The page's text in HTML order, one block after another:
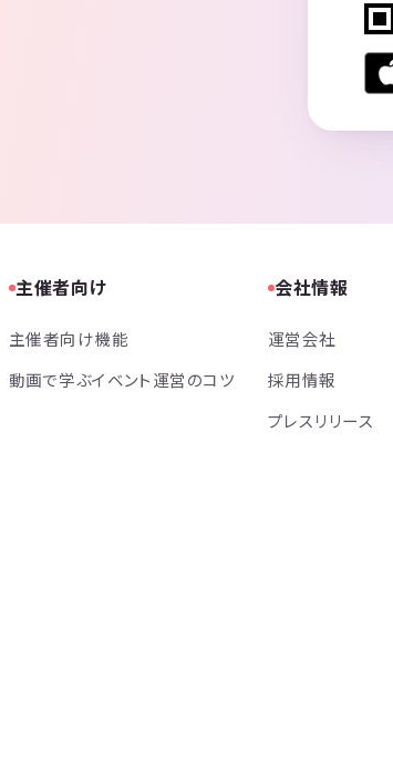
主催者向け
主催者向け機能
動画で学ぶイベント運営のコツ
会社情報
運営会社
採用情報
プレスリリース